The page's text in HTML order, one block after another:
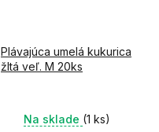
Plávajúca umelá kukurica
žltá veľ. M 20ks
Na sklade (1 ks)